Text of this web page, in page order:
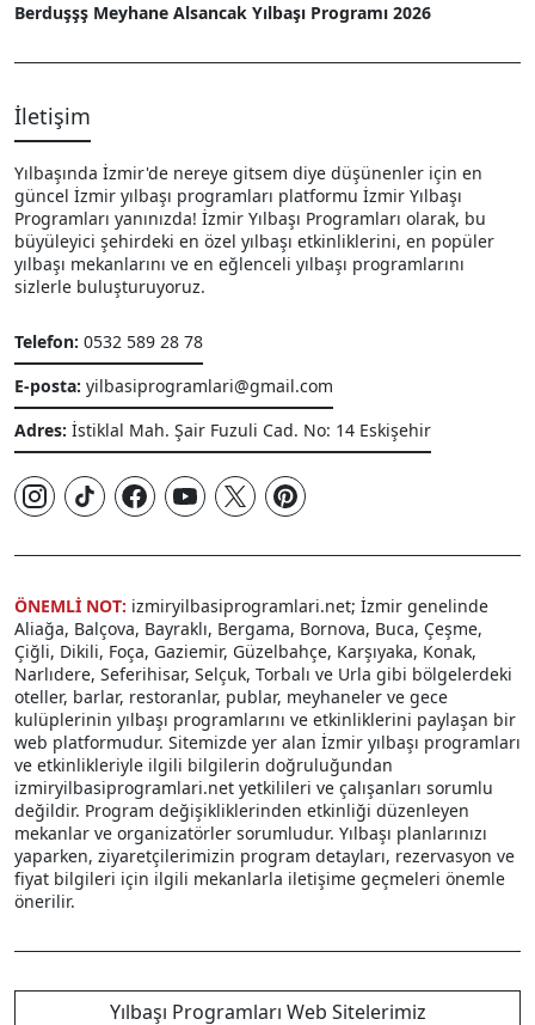
Berduşşş Meyhane Alsancak Yılbaşı Programı 2026
İletişim
Yılbaşında İzmir'de nereye gitsem diye düşünenler için en
güncel İzmir yılbaşı programları platformu İzmir Yılbaşı
Programları yanınızda! İzmir Yılbaşı Programları olarak, bu
büyüleyici şehirdeki en özel yılbaşı etkinliklerini, en popüler
yılbaşı mekanlarını ve en eğlenceli yılbaşı programlarını
sizlerle buluşturuyoruz.
Telefon: 0532 589 28 78
E-posta: yilbasiprogramlari@gmail.com
Adres: İstiklal Mah. Şair Fuzuli Cad. No: 14 Eskişehir
ÖNEMLİ NOT: izmiryilbasiprogramlari.net; İzmir genelinde
Aliağa, Balçova, Bayraklı, Bergama, Bornova, Buca, Çeşme,
Çiğli, Dikili, Foça, Gaziemir, Güzelbahçe, Karşıyaka, Konak,
Narlıdere, Seferihisar, Selçuk, Torbalı ve Urla gibi bölgelerdeki
oteller, barlar, restoranlar, publar, meyhaneler ve gece
kulüplerinin yılbaşı programlarını ve etkinliklerini paylaşan bir
web platformudur. Sitemizde yer alan İzmir yılbaşı programları
ve etkinlikleriyle ilgili bilgilerin doğruluğundan
izmiryilbasiprogramlari.net yetkilileri ve çalışanları sorumlu
değildir. Program değişikliklerinden etkinliği düzenleyen
mekanlar ve organizatörler sorumludur. Yılbaşı planlarınızı
yaparken, ziyaretçilerimizin program detayları, rezervasyon ve
fiyat bilgileri için ilgili mekanlarla iletişime geçmeleri önemle
önerilir.
Yılbaşı Programları Web Sitelerimiz